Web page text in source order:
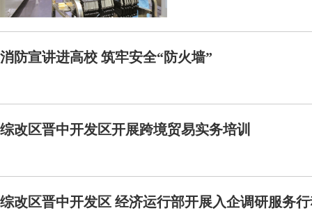
消防宣讲进高校 筑牢安全“防火墙”
综改区晋中开发区开展跨境贸易实务培训
综改区晋中开发区 经济运行部开展入企调研服务